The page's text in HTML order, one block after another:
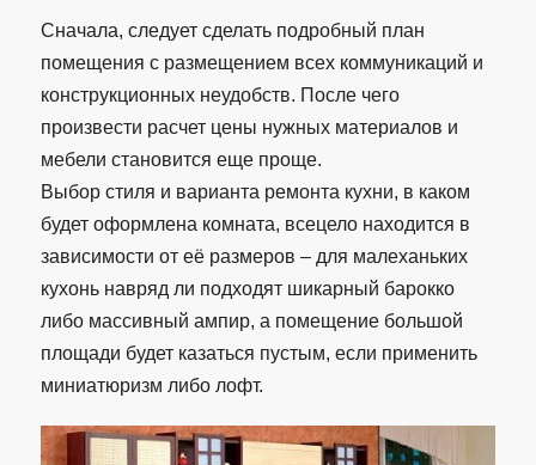
Сначала, следует сделать подробный план
помещения с размещением всех коммуникаций и
конструкционных неудобств. После чего
произвести расчет цены нужных материалов и
мебели становится еще проще.
Выбор стиля и варианта ремонта кухни, в каком
будет оформлена комната, всецело находится в
зависимости от её размеров – для малеханьких
кухонь навряд ли подходят шикарный барокко
либо массивный ампир, а помещение большой
площади будет казаться пустым, если применить
миниатюризм либо лофт.